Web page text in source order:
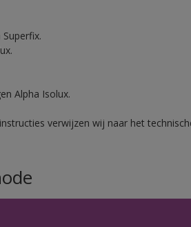
Alpha Isolux.
verwijzen wij naar het